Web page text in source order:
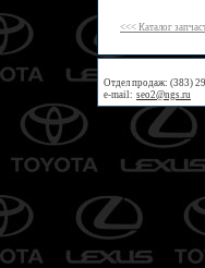
<<< Каталог
Отдел продаж: (383)
e-mail: seo2@ngs.ru